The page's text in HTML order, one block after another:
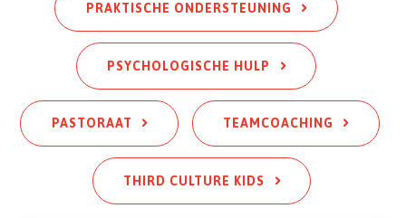
PRAKTISCHE ONDERSTEUNING
PSYCHOLOGISCHE HULP
PASTORAAT TEAMCOACHING
THIRD CULTURE KIDS